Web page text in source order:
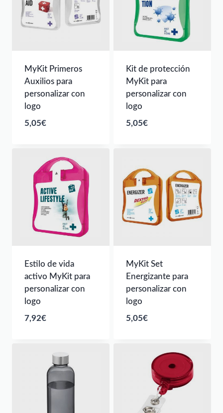
MyKit Primeros
Auxilios para
personalizar con
logo
5,05€
Kit de protección
MyKit para
personalizar con
logo
5,05€
Estilo de vida
activo MyKit para
personalizar con
logo
7,92€
MyKit Set
Energizante para
personalizar con
logo
5,05€